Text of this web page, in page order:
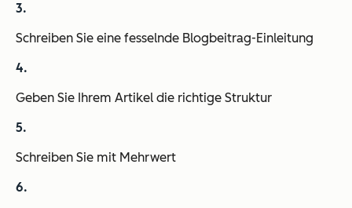
Schreiben Sie eine fesselnde Blogbeitrag-Einleitung
Geben Sie Ihrem Artikel die richtige Struktur
Schreiben Sie mit Mehrwert